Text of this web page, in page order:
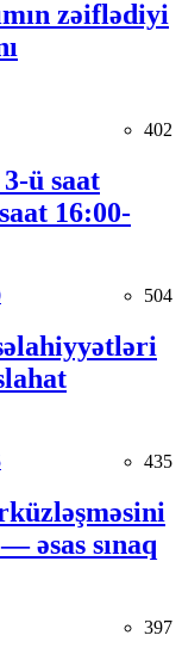
zəiflədiyi
402
ü saat
16:00-
504
435
əsas sınaq
397